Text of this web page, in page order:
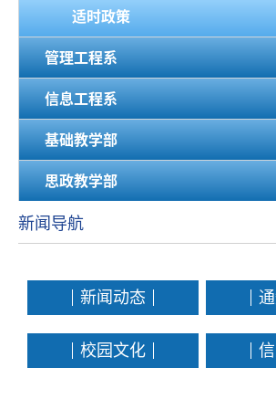
适时政策
管理工程系
信息工程系
基础教学部
思政教学部
新闻导航
新闻动态
校园文化